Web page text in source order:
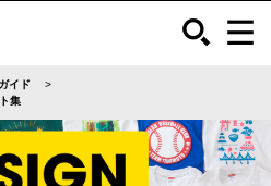
イド
集